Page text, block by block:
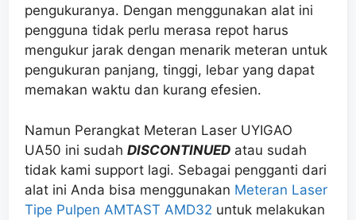
pengukuranya. Dengan menggunakan alat ini
pengguna tidak perlu merasa repot harus
mengukur jarak dengan menarik meteran untuk
pengukuran panjang, tinggi, lebar yang dapat
memakan waktu dan kurang efesien.
Namun Perangkat Meteran Laser UYIGAO
UA50 ini sudah DISCONTINUED atau sudah
tidak kami support lagi. Sebagai pengganti dari
alat ini Anda bisa menggunakan Meteran Laser
Tipe Pulpen AMTAST AMD32 untuk melakukan